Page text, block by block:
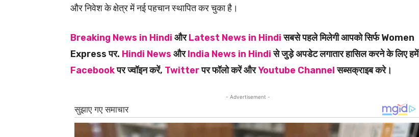
और निवेश के क्षेत्र में नई पहचान स्थापित कर चुका है।
Breaking News in Hindi औरLatest News in Hindiसबसे पहले मिलेगी आपको सिर्फ Women
Express पर. Hindi News औरIndia News in Hindiसे जुड़े अपडेट लगातार हासिल करने के लिए हमें
Facebookपर ज्वॉइन करें, Twitterपर फॉलो करें औरYoutube Channelसब्सक्राइब करे।
- Advertisement -